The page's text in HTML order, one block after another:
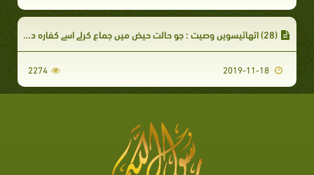
(28) اٹھائیسویں وصیت : جو حالت حیض میں جماع کرلے اسے کفارہ دینے کی
2274